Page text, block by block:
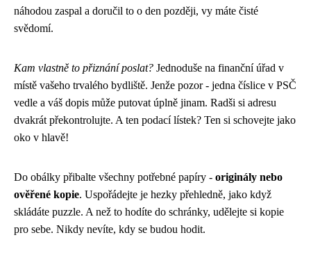
náhodou zaspal a doručil to o den později, vy máte čisté
svědomí.
Kam vlastně to přiznání poslat? Jednoduše na finanční úřad v
místě vašeho trvalého bydliště. Jenže pozor - jedna číslice v PSČ
vedle a váš dopis může putovat úplně jinam. Radši si adresu
dvakrát překontrolujte. A ten podací lístek? Ten si schovejte jako
oko v hlavě!
Do obálky přibalte všechny potřebné papíry - originály nebo
ověřené kopie. Uspořádejte je hezky přehledně, jako když
skládáte puzzle. A než to hodíte do schránky, udělejte si kopie
pro sebe. Nikdy nevíte, kdy se budou hodit.